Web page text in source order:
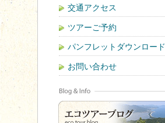
交通アクセス
ツアーご予約
パンフレットダウンロード
お問い合わせ